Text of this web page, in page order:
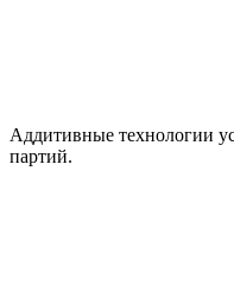
Аддитивные технологии
партий.